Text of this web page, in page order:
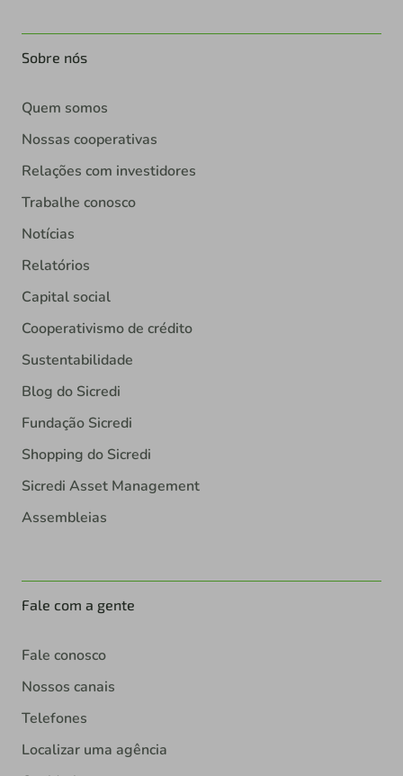
Sobre nós
Quem somos
Nossas cooperativas
Relações com investidores
Trabalhe conosco
Notícias
Relatórios
Capital social
Cooperativismo de crédito
Sustentabilidade
Blog do Sicredi
Fundação Sicredi
Shopping do Sicredi
Sicredi Asset Management
Assembleias
Fale com a gente
Fale conosco
Nossos canais
Telefones
Localizar uma agência